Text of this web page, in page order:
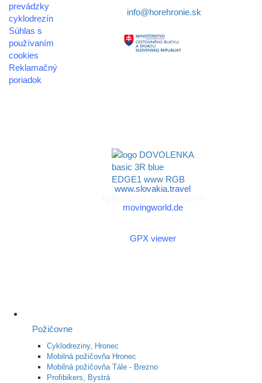
prevádzky
cyklodrezín
Súhlas s
používaním
cookies
Reklamačný
poriadok
info@horehronie.sk
www.slovakia.travel
movingworld.de
GPX viewer
Požičovne
Cyklodreziny, Hronec
Mobilná požičovňa Hronec
Mobilná požičovňa Tále - Brezno
Profibikers, Bystrá